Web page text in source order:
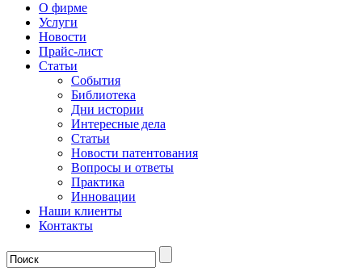
О фирме
Услуги
Новости
Прайс-лист
Статьи
События
Библиотека
Дни истории
Интересные дела
Статьи
Новости патентования
Вопросы и ответы
Практика
Инновации
Наши клиенты
Контакты